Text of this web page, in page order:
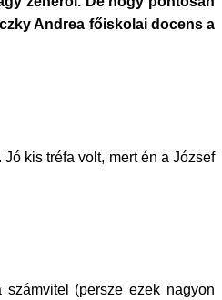
Andrea főiskolai docens a
kis tréfa volt, mert én a József
(persze ezek nagyon